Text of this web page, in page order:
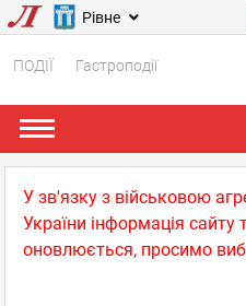
Рівне
ПОДІЇ Гастроподії
У зв'язку з військовою
України інформація сайту
оновлюється, просимо